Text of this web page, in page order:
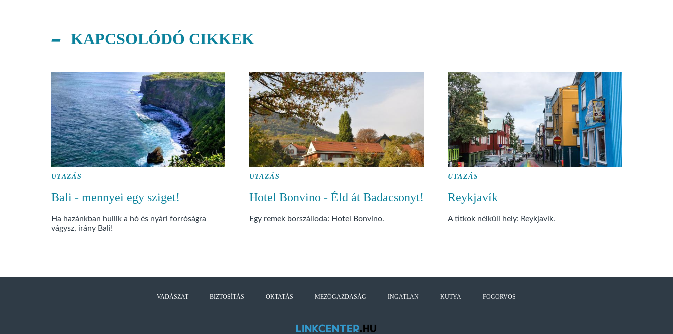
KAPCSOLÓDÓ CIKKEK
UTAZÁS
Bali - mennyei egy sziget!
Ha hazánkban hullik a hó és nyári forróságra
vágysz, irány Bali!
UTAZÁS
Hotel Bonvino - Éld át Badacsonyt!
Egy remek borszálloda: Hotel Bonvino.
UTAZÁS
Reykjavík
A titkok nélküli hely: Reykjavík.
VADÁSZAT BIZTOSÍTÁS OKTATÁS MEZŐGAZDASÁG INGATLAN KUTYA FOGORVOS